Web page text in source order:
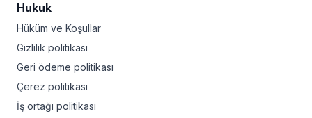
Hukuk
Hüküm ve Koşullar
Gizlilik politikası
Geri ödeme politikası
Çerez politikası
İş ortağı politikası